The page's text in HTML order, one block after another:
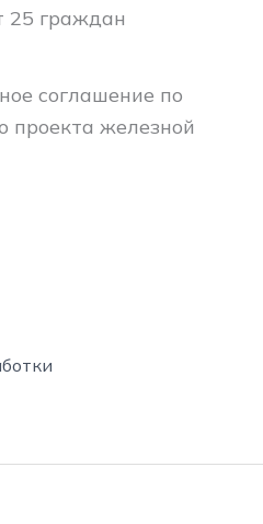
25 граждан
соглашение по
проекта железной